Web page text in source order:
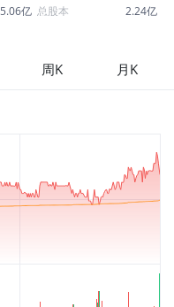
5.06亿 总股本
2.24亿
市盈率
-10.71
周K 月K